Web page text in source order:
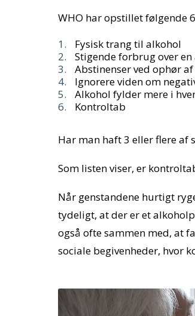
WHO har opstillet følgende
Fysisk trang til alkohol
Stigende forbrug over
Abstinenser ved ophør
Ignorere viden om
Alkohol fylder mere i
Kontroltab
Har man haft 3 eller flere af
Som listen viser, er
Når genstandene hurtigt
tydeligt, at der er et
også ofte sammen med, at
sociale begivenheder, hvor